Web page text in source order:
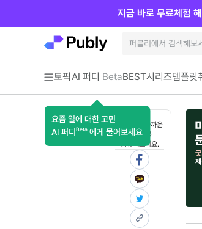
토픽AI 퍼디 Beta
요즘 일에 대한 고민
AI 퍼디 Beta 에게 물어보세요
BEST시리즈템플릿
지금 바로 무료체험
혼자 보기 아까운
콘텐츠를
공유해보세요.